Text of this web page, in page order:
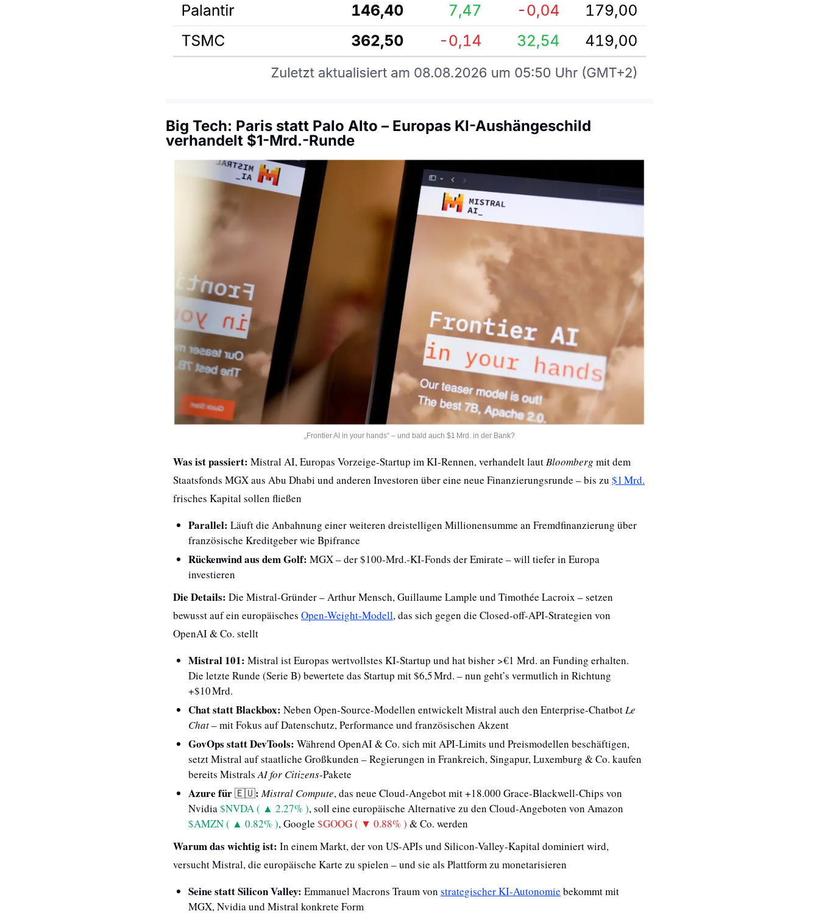
Big Tech: Paris statt Palo Alto – Europas KI-Aushängeschild
verhandelt $1-Mrd.-Runde
„Frontier AI in your hands“ – und bald auch $1 Mrd. in der Bank?
Was ist passiert: Mistral AI, Europas Vorzeige-Startup im KI-Rennen, verhandelt laut Bloomberg mit dem
Staatsfonds MGX aus Abu Dhabi und anderen Investoren über eine neue Finanzierungsrunde – bis zu $1 Mrd.
frisches Kapital sollen fließen
Parallel: Läuft die Anbahnung einer weiteren dreistelligen Millionensumme an Fremdfinanzierung über
französische Kreditgeber wie Bpifrance
Rückenwind aus dem Golf: MGX – der $100-Mrd.-KI-Fonds der Emirate – will tiefer in Europa
investieren
Die Details: Die Mistral-Gründer – Arthur Mensch, Guillaume Lample und Timothée Lacroix – setzen
bewusst auf ein europäisches Open-Weight-Modell, das sich gegen die Closed-off-API-Strategien von
OpenAI & Co. stellt
Mistral 101: Mistral ist Europas wertvollstes KI-Startup und hat bisher >€1 Mrd. an Funding erhalten.
Die letzte Runde (Serie B) bewertete das Startup mit $6,5 Mrd. – nun geht’s vermutlich in Richtung
+$10 Mrd.
Chat statt Blackbox: Neben Open-Source-Modellen entwickelt Mistral auch den Enterprise-Chatbot Le
Chat – mit Fokus auf Datenschutz, Performance und französischen Akzent
GovOps statt DevTools: Während OpenAI & Co. sich mit API-Limits und Preismodellen beschäftigen,
setzt Mistral auf staatliche Großkunden – Regierungen in Frankreich, Singapur, Luxemburg & Co. kaufen
bereits Mistrals AI for Citizens-Pakete
Azure für 🇪🇺: Mistral Compute, das neue Cloud-Angebot mit +18.000 Grace-Blackwell-Chips von
Nvidia $NVDA ( ▲ 2.27% )
$AMZN ( ▲ 0.82% ), Google $GOOG ( ▼ 0.88% ) & Co. werden
Warum das wichtig ist: In einem Markt, der von US-APIs und Silicon-Valley-Kapital dominiert wird,
versucht Mistral, die europäische Karte zu spielen – und sie als Plattform zu monetarisieren
Seine statt Silicon Valley: Emmanuel Macrons Traum von strategischer KI-Autonomie bekommt mit
MGX, Nvidia und Mistral konkrete Form